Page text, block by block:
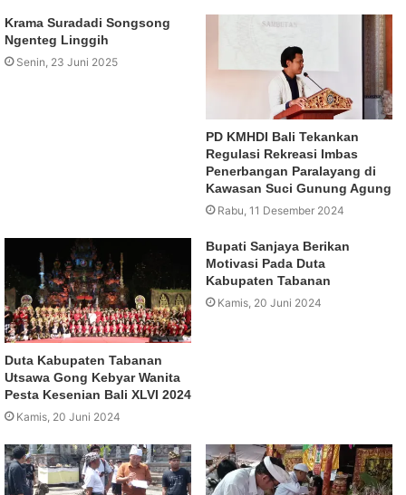
Krama Suradadi Songsong
Ngenteg Linggih
Senin, 23 Juni 2025
PD KMHDI Bali Tekankan
Regulasi Rekreasi Imbas
Penerbangan Paralayang di
Kawasan Suci Gunung Agung
Rabu, 11 Desember 2024
Duta Kabupaten Tabanan
Utsawa Gong Kebyar Wanita
Pesta Kesenian Bali XLVI 2024
Kamis, 20 Juni 2024
Bupati Sanjaya Berikan
Motivasi Pada Duta
Kabupaten Tabanan
Kamis, 20 Juni 2024